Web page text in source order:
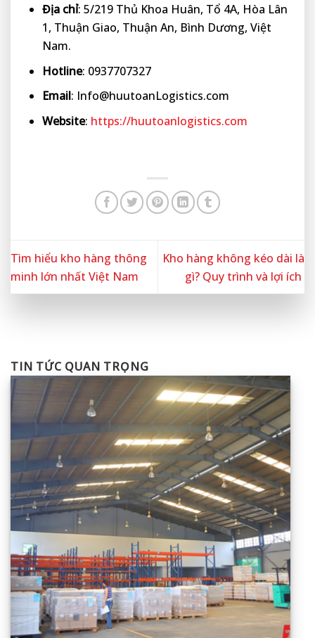
Địa chỉ: 5/219 Thủ Khoa Huân, Tổ 4A, Hòa Lân
1, Thuận Giao, Thuận An, Bình Dương, Việt
Nam.
Hotline: 0937707327
Email: Info@huutoanLogistics.com
Website: https://huutoanlogistics.com
Tìm hiểu kho hàng thông
minh lớn nhất Việt Nam
Kho hàng không kéo dài là
gì? Quy trình và lợi ích
TIN TỨC QUAN TRỌNG